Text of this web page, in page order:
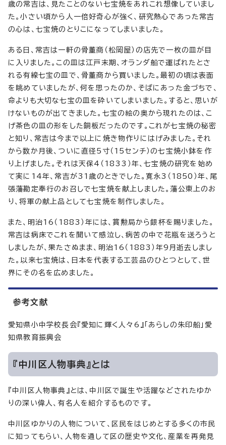
歳の常吉は、見たことのない七宝焼をあれこれ想像していまし
た。小さい頃から人一倍好奇心が強く、研究熱心であった常吉
の心は、七宝焼のとりこになってしまいました。
ある日、常吉は一軒の骨董商（松岡屋）の店先で一枚の皿が目
に入りました。この皿は江戸末期、オランダ船で運ばれたとさ
れる有線七宝の皿で、骨董商から買いました。最初の頃は表面
を眺めていましたが、何を思ったのか、そばにあった金づちで、
命よりも大切な七宝の皿を砕いてしまいました。すると、思いが
けないものが出てきました。七宝の絵の奥から現れたのは、こ
げ茶色の皿の形をした銅板だったのです。これが七宝焼の秘密
と知り、常吉は今まで以上に焼き物作りにはげみました。それ
から数か月後、ついに直径5寸（15センチ）の七宝焼小鉢を作
り上げました。それは天保4（1833）年、七宝焼の研究を始め
て実に14年、常吉が31歳のときでした。寛永3（1850）年、尾
張藩勘定奉行のお召しで七宝焼を献上しました。藩公東上のお
り、将軍の献上品として七宝焼を制作しました。
また、明治16（1883）年には、賞勲局から銀杯を賜りました。
常吉は病床でこれを聞いて感泣し、病苦の中で花瓶を送ろうと
しましたが、果たさぬまま、明治16（1883）年9月逝去しまし
た。以来七宝焼は、日本を代表する工芸品のひとつとして、世
界にその名を広めました。
参考文献
愛知県小中学校長会『愛知に輝く人々6』「あらしの朱印船」愛
知県教育振興会
『中川区人物事典』とは
『中川区人物事典』とは、中川区で誕生や活躍などされたゆか
りの深い偉人、有名人を紹介するものです。
中川区ゆかりの人物について、区民をはじめとする多くの市民
に知ってもらい、人物を通して区の歴史や文化、産業を再発見